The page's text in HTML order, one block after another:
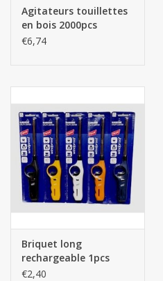
Confiserie Saint-Nicolas
Bonbons de carnaval
Cadeaux de Pâques
Marques
Agitateurs touillettes
en bois 2000pcs
€6,74
Briquet long
rechargeable 1pcs
€2,40